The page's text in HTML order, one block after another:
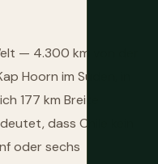
— 4.300 km von der
Hoorn im Süden, in
177 km Breite
dass Chile kein
oder sechs